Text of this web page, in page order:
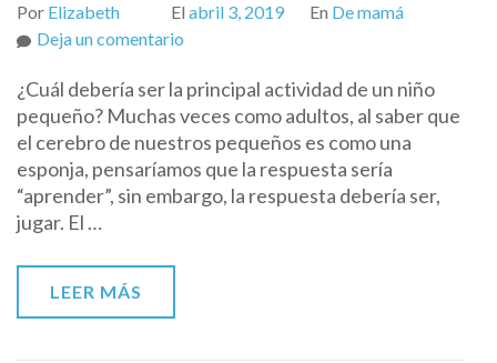
Por Elizabeth El abril 3, 2019 En De mamá
Deja un comentario
libremente
¿Cuál debería ser la principal actividad de un niño
pequeño? Muchas veces como adultos, al saber que
el cerebro de nuestros pequeños es como una
esponja, pensaríamos que la respuesta sería
“aprender”, sin embargo, la respuesta debería ser,
jugar. El …
LEER MÁS